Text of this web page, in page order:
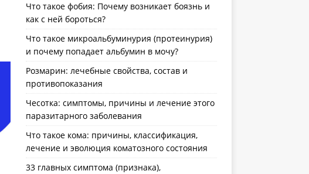
Что такое фобия: Почему возникает боязнь и
как с ней бороться?
Что такое микроальбуминурия (протеинурия)
и почему попадает альбумин в мочу?
Розмарин: лечебные свойства, состав и
противопоказания
Чесотка: симптомы, причины и лечение этого
паразитарного заболевания
Что такое кома: причины, классификация,
лечение и эволюция коматозного состояния
33 главных симптома (признака),